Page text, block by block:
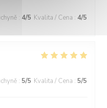
: 4/5 Kvalita / Cena : 4/5
: 5/5 Kvalita / Cena : 5/5